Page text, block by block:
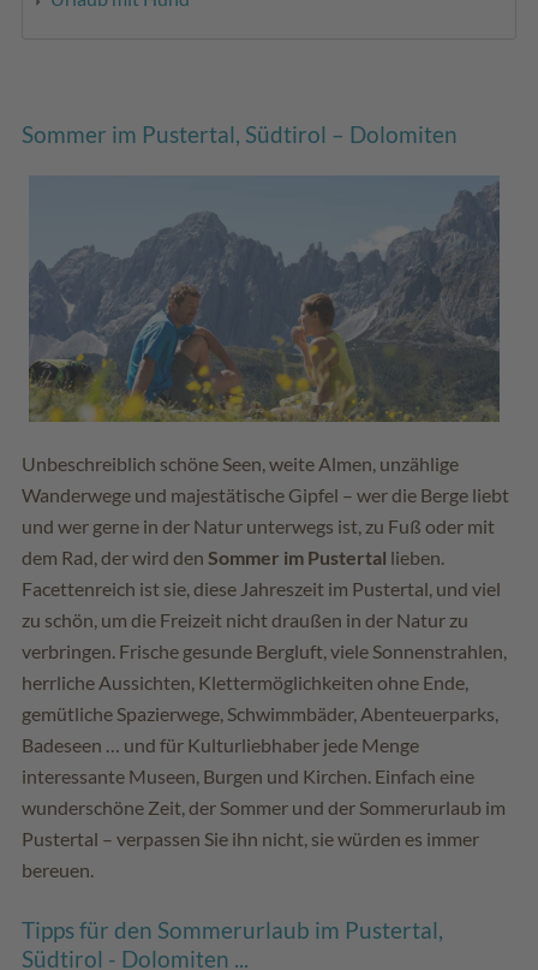
Sommer im Pustertal, Südtirol – Dolomiten
Unbeschreiblich schöne Seen, weite Almen, unzählige
Wanderwege und majestätische Gipfel – wer die Berge liebt
und wer gerne in der Natur unterwegs ist, zu Fuß oder mit
dem Rad, der wird den Sommer im Pustertal lieben.
Facettenreich ist sie, diese Jahreszeit im Pustertal, und viel
zu schön, um die Freizeit nicht draußen in der Natur zu
verbringen. Frische gesunde Bergluft, viele Sonnenstrahlen,
herrliche Aussichten, Klettermöglichkeiten ohne Ende,
gemütliche Spazierwege, Schwimmbäder, Abenteuerparks,
Badeseen … und für Kulturliebhaber jede Menge
interessante Museen, Burgen und Kirchen. Einfach eine
wunderschöne Zeit, der Sommer und der Sommerurlaub im
Pustertal – verpassen Sie ihn nicht, sie würden es immer
bereuen.
Tipps für den Sommerurlaub im Pustertal,
Südtirol - Dolomiten ...